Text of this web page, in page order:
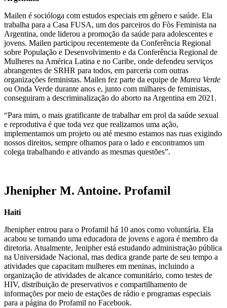
Mailen é socióloga com estudos especiais em gênero e saúde. Ela
trabalha para a Casa FUSA, um dos parceiros do Fòs Feminista na
Argentina, onde liderou a promoção da saúde para adolescentes e
jovens. Mailen participou recentemente da Conferência Regional
sobre População e Desenvolvimento e da Conferência Regional de
Mulheres na América Latina e no Caribe, onde defendeu serviços
abrangentes de SRHR para todos, em parceria com outras
organizações feministas. Mailen fez parte da equipe de Marea Verde
ou Onda Verde durante anos e, junto com milhares de feministas,
conseguiram a descriminalização do aborto na Argentina em 2021.
“Para mim, o mais gratificante de trabalhar em prol da saúde sexual
e reprodutiva é que toda vez que realizamos uma ação,
implementamos um projeto ou até mesmo estamos nas ruas exigindo
nossos direitos, sempre olhamos para o lado e encontramos um
colega trabalhando e ativando as mesmas questões”.
Jhenipher M. Antoine. Profamil
Haiti
Jhenipher entrou para o Profamil há 10 anos como voluntária. Ela
acabou se tornando uma educadora de jovens e agora é membro da
diretoria. Atualmente, Jenipher está estudando administração pública
na Universidade Nacional, mas dedica grande parte de seu tempo a
atividades que capacitam mulheres em meninas, incluindo a
organização de atividades de alcance comunitário, como testes de
HIV, distribuição de preservativos e compartilhamento de
informações por meio de estações de rádio e programas especiais
para a página do Profamil no Facebook.